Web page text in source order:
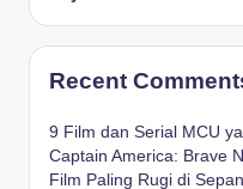
Recent
9 Film dan Serial MCU
Captain America: Brave
Film Paling Rugi di